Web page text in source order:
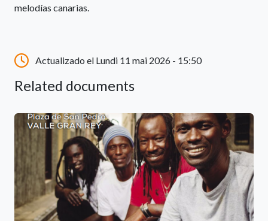
melodías canarias.
Actualizado el Lundi 11 mai 2026 - 15:50
Related documents